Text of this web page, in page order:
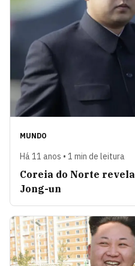
MUNDO
Há 11 anos • 1 min de leitura
Coreia do Norte
Jong-un